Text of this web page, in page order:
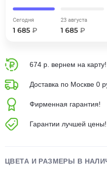
Сегодня
1 685 ₽
23 августа
1 685 ₽
674 р. вернем на карту!
Доставка по Москве 0
Фирменная гарантия!
Гарантии лучшей цены!
ЦВЕТА И РАЗМЕРЫ В